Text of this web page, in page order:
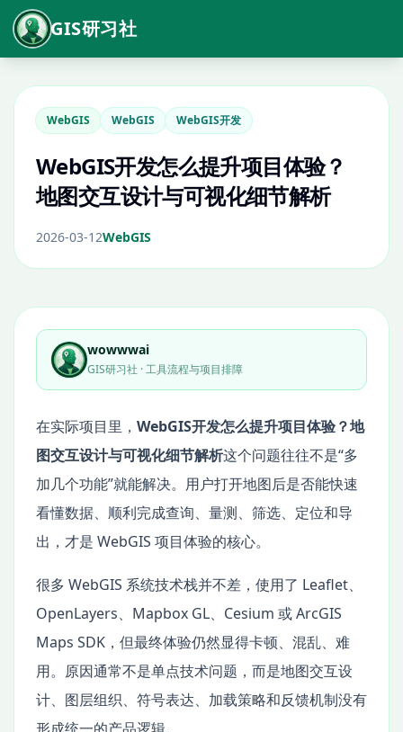
GIS研习社
WebGIS WebGIS WebGIS开发
WebGIS开发怎么提升项目体验？
地图交互设计与可视化细节解析
2026-03-12WebGIS
wowwwai
GIS研习社 · 工具流程与项目排障
在实际项目里， WebGIS开发怎么提升项目体验？地
图交互设计与可视化细节解析这个问题往往不是“多
加几个功能”就能解决。用户打开地图后是否能快速
看懂数据、顺利完成查询、量测、筛选、定位和导
出，才是 WebGIS 项目体验的核心。
很多 WebGIS 系统技术栈并不差，使用了 Leaflet、
OpenLayers、Mapbox GL、Cesium 或 ArcGIS
Maps SDK，但最终体验仍然显得卡顿、混乱、难
用。原因通常不是单点技术问题，而是地图交互设
计、图层组织、符号表达、加载策略和反馈机制没有